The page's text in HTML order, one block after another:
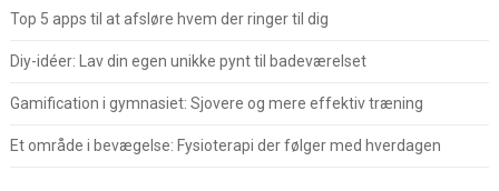
Top 5 apps til at afsløre hvem der ringer til dig
Diy-idéer: Lav din egen unikke pynt til badeværelset
Gamification i gymnasiet: Sjovere og mere effektiv træning
Et område i bevægelse: Fysioterapi der følger med hverdagen